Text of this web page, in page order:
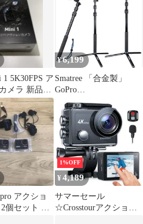
5K30FPS ア
メラ 新品未
¥6,199
Smatree 「合金製」
GoPro
Hero11/10/9/Max/Hero
8/4/3用自撮り棒 三脚付
き DJI Osmo Action3/2、
Crosstour
CT9500/CT8500/新型
CT7000，
Insta360/RICOH THETA
V
アクショ
個セット 動
1%OFF
¥ 4,189
サマーセール
☆Crosstourアクション